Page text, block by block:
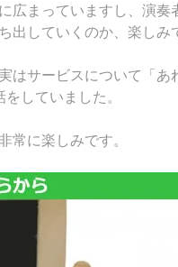
広まっていますし、演
出していくのか、楽しみ
はサービスについて「あ
していました。
常に楽しみです。